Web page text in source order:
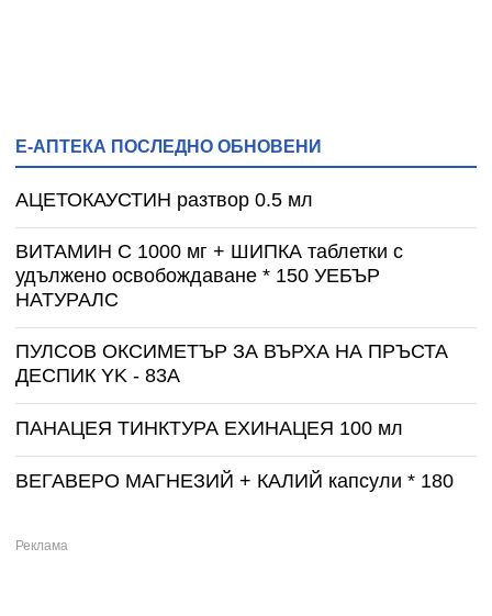
Е-АПТЕКА ПОСЛЕДНО ОБНОВЕНИ
АЦЕТОКАУСТИН разтвор 0.5 мл
ВИТАМИН С 1000 мг + ШИПКА таблетки с
удължено освобождаване * 150 УЕБЪР
НАТУРАЛС
ПУЛСОВ ОКСИМЕТЪР ЗА ВЪРХА НА ПРЪСТА
ДЕСПИК YK - 83A
ПАНАЦЕЯ ТИНКТУРА ЕХИНАЦЕЯ 100 мл
ВЕГАВЕРО МАГНЕЗИЙ + КАЛИЙ капсули * 180